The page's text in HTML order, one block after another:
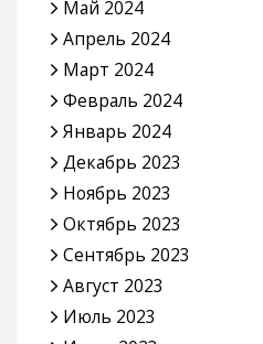
Май 2024
Апрель 2024
Март 2024
Февраль 2024
Январь 2024
Декабрь 2023
Ноябрь 2023
Октябрь 2023
Сентябрь 2023
Август 2023
Июль 2023